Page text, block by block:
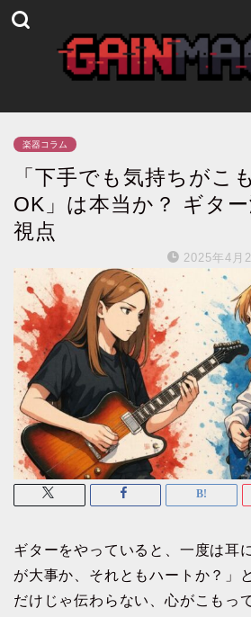
楽器コラム
「下手でも気持ちがこ
OK」は本当か？ ギタ
視点
2025年4月
ギターをやっていると、一度は耳
が大事か、それともハートか？」
だけじゃ伝わらない、心がこもっ